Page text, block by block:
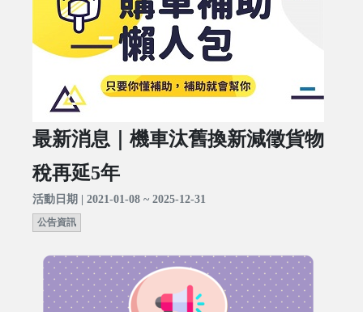
最新消息｜機車汰舊換新減徵貨物
稅再延5年
活動日期 | 2021-01-08 ~ 2025-12-31
公告資訊